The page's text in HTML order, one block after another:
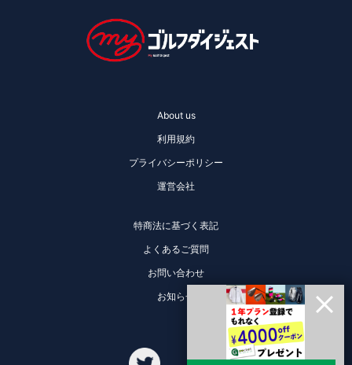
About us
利用規約
プライバシーポリシー
運営会社
特商法に基づく表記
よくあるご質問
お問い合わせ
お知らせ